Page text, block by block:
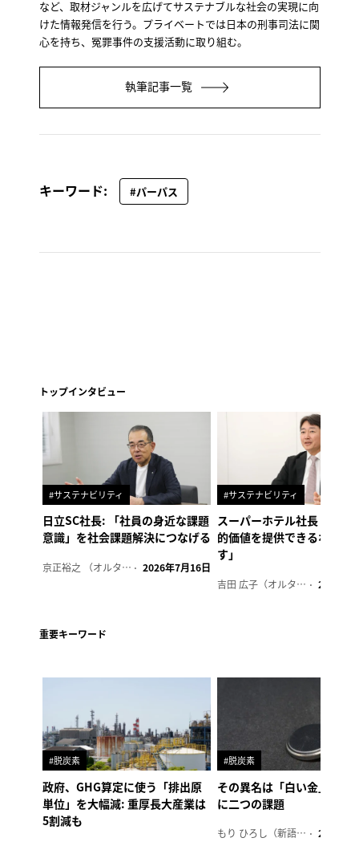
など、取材ジャンルを広げてサステナブルな社会の実現に向
けた情報発信を行う。プライベートでは日本の刑事司法に関
心を持ち、冤罪事件の支援活動に取り組む。
執筆記事一覧
キーワード: #パーパス
トップインタビュー
#サステナビリティ
日立SC社長: 「社員の身近な課題
意識」を社会課題解決につなげる
京正裕之 （オルタナ副編集長） 2026年7月16日
#サステナビリティ
スーパーホテル社長「地域
的価値を提供できるホテル
す」
吉田 広子（オルタナ輪番編集長） 2026年6
重要キーワード
#脱炭素
政府、GHG算定に使う「排出原
単位」を大幅減: 重厚長大産業は
5割減も
#脱炭素
その異名は「白い金」、リ
に二つの課題
もり ひろし（新語ウォッチャー） 2023年7